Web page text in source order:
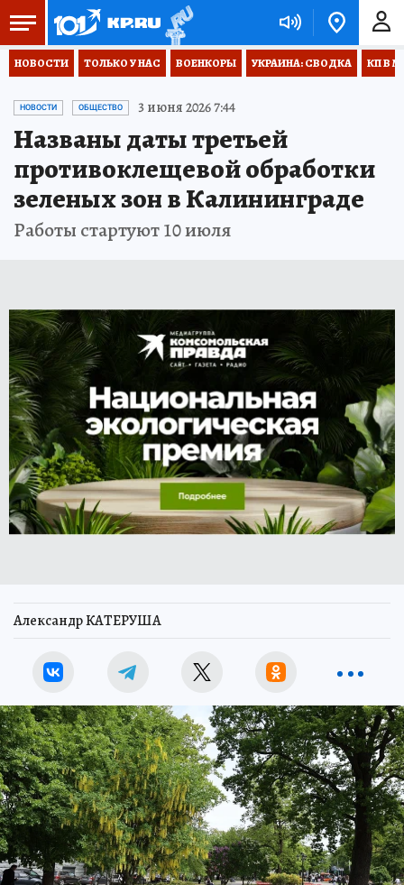
НОВОСТИ ТОЛЬКО У НАС ВОЕНКОРЫ УКРАИНА: СВОДКА КП В
НОВОСТИ ОБЩЕСТВО 3 июня 2026 7:44
Названы даты третьей
противоклещевой обработки
зеленых зон в Калининграде
Работы стартуют 10 июля
Александр КАТЕРУША